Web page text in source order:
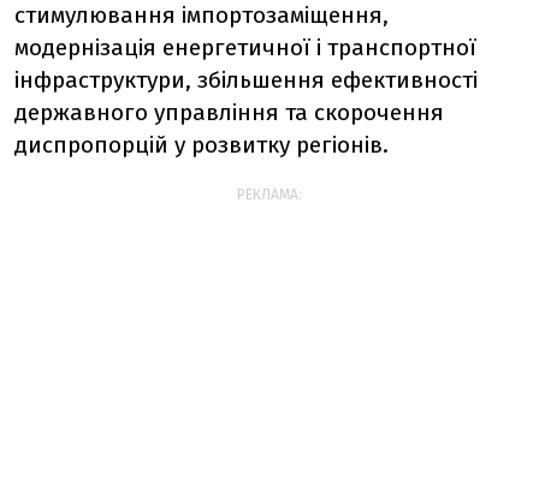
стимулювання імпортозаміщення,
модернізація енергетичної і транспортної
інфраструктури, збільшення ефективності
державного управління та скорочення
диспропорцій у розвитку регіонів.
РЕКЛАМА: